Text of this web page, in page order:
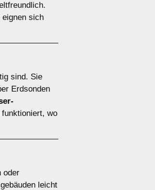
sich
sind. Sie
Erdsonden
wo
oder
leicht